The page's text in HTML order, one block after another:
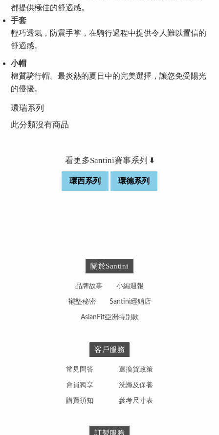
都提供極佳的舒適感。
手套
輕巧透氣，防震手掌，在騎行過程中提供令人難以置信的
舒適感。
小帽
棉質騎行帽。最炎熱的夏日中的完美選擇，讓您免受陽光
的侵擾。
環瑞系列
此分類沒有商品
看更多Santini賽事系列 ⬇️
環西系列 環德系列
關於Santini
品牌故事 小編週報
襯墊秘密 Santini經銷店
AsianFit亞洲特別款
客戶服務
常見問答 退換貨政策
會員獨享 洗滌及保養
購買須知 參考尺寸表
訂製服務